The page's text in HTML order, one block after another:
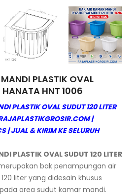
PLASTIK OVAL
HANATA HNT 1006
PLASTIK OVAL SUDUT 120 LITER
|
| JUAL & KIRIM KE SELURUH
PLASTIK OVAL SUDUT 120 LITER
bak penampungan air
liter yang didesain khusus
area sudut kamar mandi.